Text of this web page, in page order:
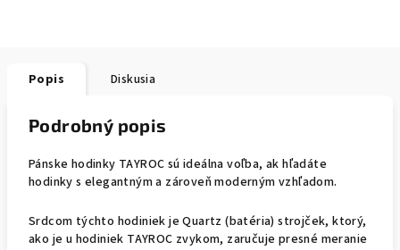
Popis Diskusia
Podrobný popis
Pánske hodinky TAYROC sú ideálna voľba, ak hľadáte
hodinky s elegantným a zároveň moderným vzhľadom.
Srdcom týchto hodiniek je Quartz (batéria) strojček, ktorý,
ako je u hodiniek TAYROC zvykom, zaručuje presné meranie